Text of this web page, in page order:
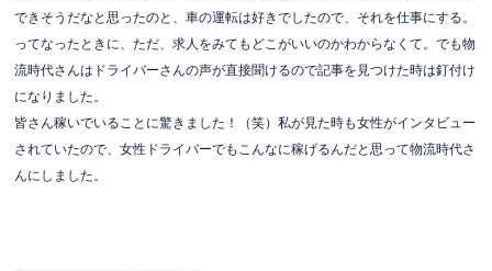
できそうだなと思ったのと、車の運転は好きでしたので、それを仕事にする。
ってなったときに、ただ、求人をみてもどこがいいのかわからなくて。でも物
流時代さんはドライバーさんの声が直接聞けるので記事を見つけた時は釘付け
になりました。
皆さん稼いでいることに驚きました！（笑）私が見た時も女性がインタビュー
されていたので、女性ドライバーでもこんなに稼げるんだと思って物流時代さ
んにしました。